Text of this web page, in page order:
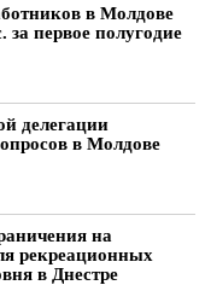
в Молдове
за первое полугодие
делегации
в Молдове
на
рекреационных
в Днестре